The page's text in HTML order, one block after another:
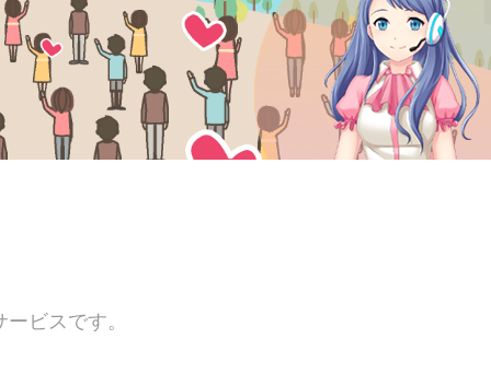
ビスです。